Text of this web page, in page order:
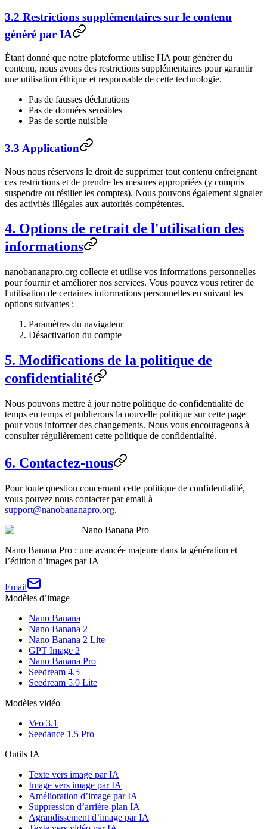
3.2 Restrictions supplémentaires sur le contenu
généré par IA
Étant donné que notre plateforme utilise l'IA pour générer du
contenu, nous avons des restrictions supplémentaires pour garantir
une utilisation éthique et responsable de cette technologie.
Pas de fausses déclarations
Pas de données sensibles
Pas de sortie nuisible
3.3 Application
Nous nous réservons le droit de supprimer tout contenu enfreignant
ces restrictions et de prendre les mesures appropriées (y compris
suspendre ou résilier les comptes). Nous pouvons également signaler
des activités illégales aux autorités compétentes.
4. Options de retrait de l'utilisation des
informations
nanobananapro.org collecte et utilise vos informations personnelles
pour fournir et améliorer nos services. Vous pouvez vous retirer de
l'utilisation de certaines informations personnelles en suivant les
options suivantes :
Paramètres du navigateur
Désactivation du compte
5. Modifications de la politique de
confidentialité
Nous pouvons mettre à jour notre politique de confidentialité de
temps en temps et publierons la nouvelle politique sur cette page
pour vous informer des changements. Nous vous encourageons à
consulter régulièrement cette politique de confidentialité.
6. Contactez-nous
Pour toute question concernant cette politique de confidentialité,
vous pouvez nous contacter par email à
support@nanobananapro.org.
Nano Banana Pro
Nano Banana Pro : une avancée majeure dans la génération et
l’édition d’images par IA
Email
Modèles d’image
Nano Banana
Nano Banana 2
Nano Banana 2 Lite
GPT Image 2
Nano Banana Pro
Seedream 4.5
Seedream 5.0 Lite
Modèles vidéo
Veo 3.1
Seedance 1.5 Pro
Outils IA
Texte vers image par IA
Image vers image par IA
Amélioration d’image par IA
Suppression d’arrière-plan IA
Agrandissement d’image par IA